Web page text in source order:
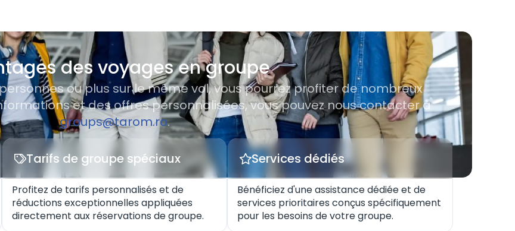
des voyages en groupe
ou plus sur le même vol, vous pourrez profiter de nombreux
et des offres personnalisées, vous pouvez nous contacter à
groups@tarom.ro.
Tarifs de groupe spéciaux
Profitez de tarifs personnalisés et de
réductions exceptionnelles appliquées
directement aux réservations de groupe.
Services dédiés
Bénéficiez d'une assistance dédiée et de
services prioritaires conçus spécifiquement
pour les besoins de votre groupe.